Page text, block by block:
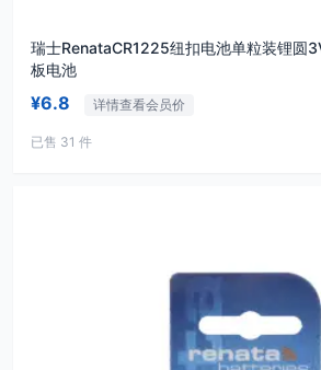
瑞士RenataCR1225纽扣电池单粒装锂圆
板电池
¥6.8 详情查看会员价
已售 31 件